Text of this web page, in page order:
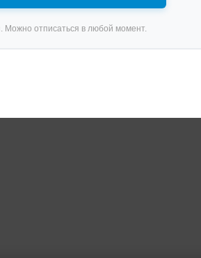
Можно отписаться в любой момент.